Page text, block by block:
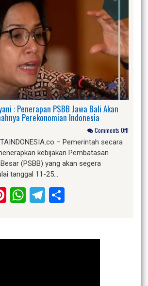
: Penerapan PSBB Jawa Bali Akan
Perekonomian Indonesia
Comments Off!
– Pemerintah secara
kebijakan Pembatasan
(PSBB) yang akan segera
tanggal 11-25…
Pinterest
WhatsApp
Telegram